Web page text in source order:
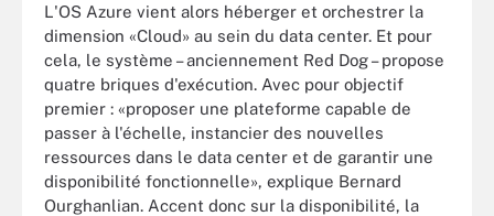
L'OS Azure vient alors héberger et orchestrer la
dimension «Cloud» au sein du data center. Et pour
cela, le système – anciennement Red Dog – propose
quatre briques d'exécution. Avec pour objectif
premier : «proposer une plateforme capable de
passer à l'échelle, instancier des nouvelles
ressources dans le data center et de garantir une
disponibilité fonctionnelle», explique Bernard
Ourghanlian. Accent donc sur la disponibilité, la